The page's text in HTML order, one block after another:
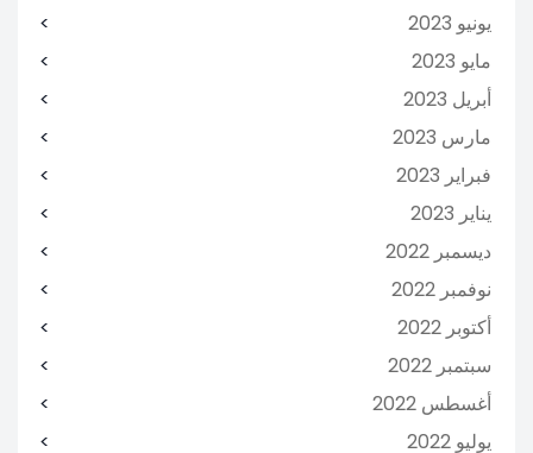
يونيو 2023
مايو 2023
أبريل 2023
مارس 2023
فبراير 2023
يناير 2023
ديسمبر 2022
نوفمبر 2022
أكتوبر 2022
سبتمبر 2022
أغسطس 2022
يوليو 2022